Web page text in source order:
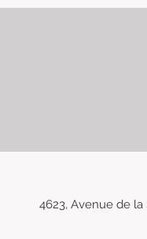
4623, Avenue de